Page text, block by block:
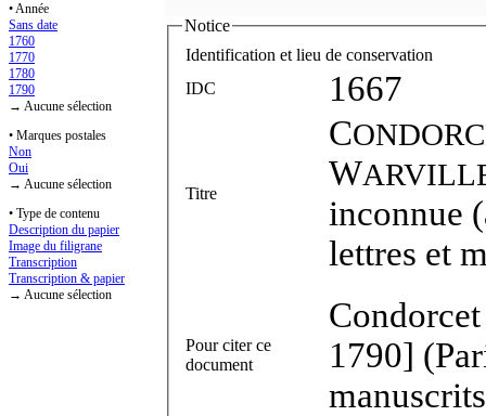
• Année
Sans date
1760
1770
1780
1790
→ Aucune sélection
• Marques postales
Non
Oui
→ Aucune sélection
• Type de contenu
Description du papier
Image du filigrane
Transcription
Transcription & papier
→ Aucune sélection
Notice
Identification et lieu de conservation
IDC
1667
Titre
C
W
inconnue
lettres et
Pour citer ce
document
1790]